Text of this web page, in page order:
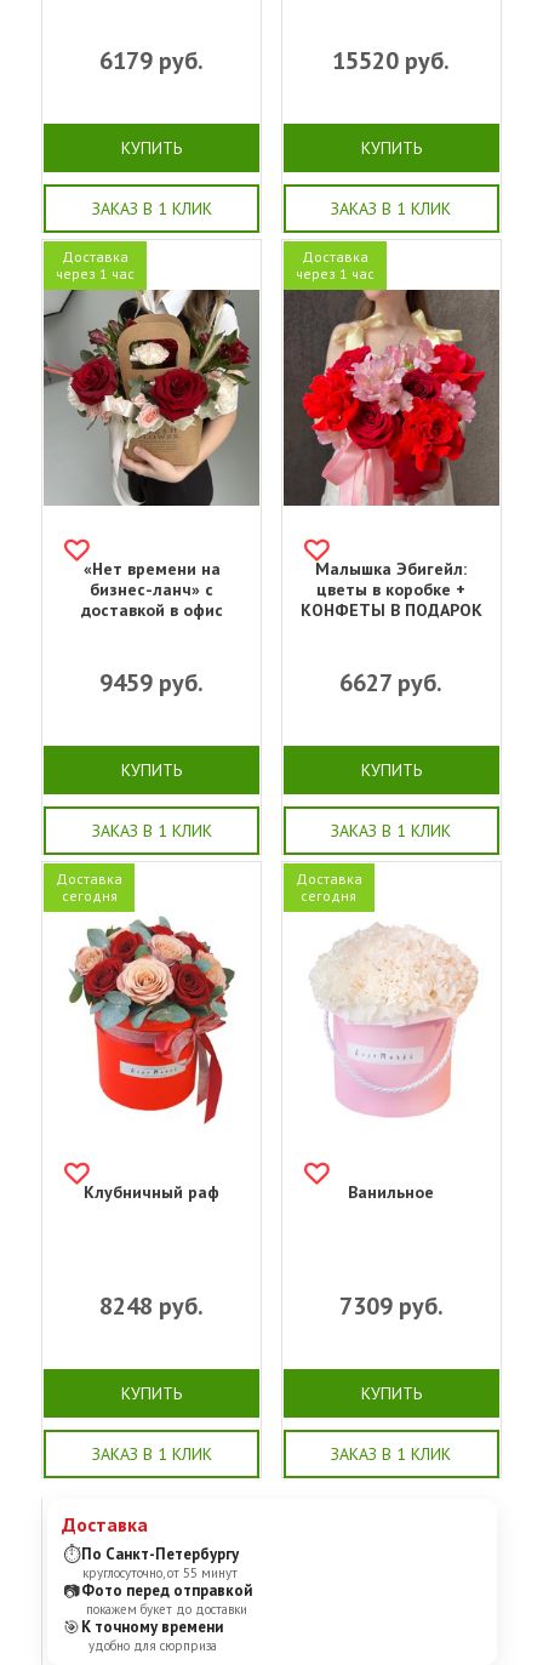
6179 руб.
КУПИТЬ
ЗАКАЗ В 1 КЛИК
15520 руб.
КУПИТЬ
ЗАКАЗ В 1 КЛИК
Доставка
через 1 час
«Нет времени на
бизнес-ланч» с
доставкой в офис
9459 руб.
КУПИТЬ
ЗАКАЗ В 1 КЛИК
Доставка
через 1 час
Малышка Эбигейл:
цветы в коробке +
КОНФЕТЫ В ПОДАРОК
6627 руб.
КУПИТЬ
ЗАКАЗ В 1 КЛИК
Доставка
сегодня
Клубничный раф
8248 руб.
КУПИТЬ
ЗАКАЗ В 1 КЛИК
Доставка
сегодня
Ванильное
7309руб.
КУПИТЬ
ЗАКАЗ В 1 КЛИК
Доставка
⏱По Санкт-Петербургу
круглосуточно, от 55 минут
📷Фото перед отправкой
покажем букет до доставки
🎯К точному времени
удобно для сюрприза